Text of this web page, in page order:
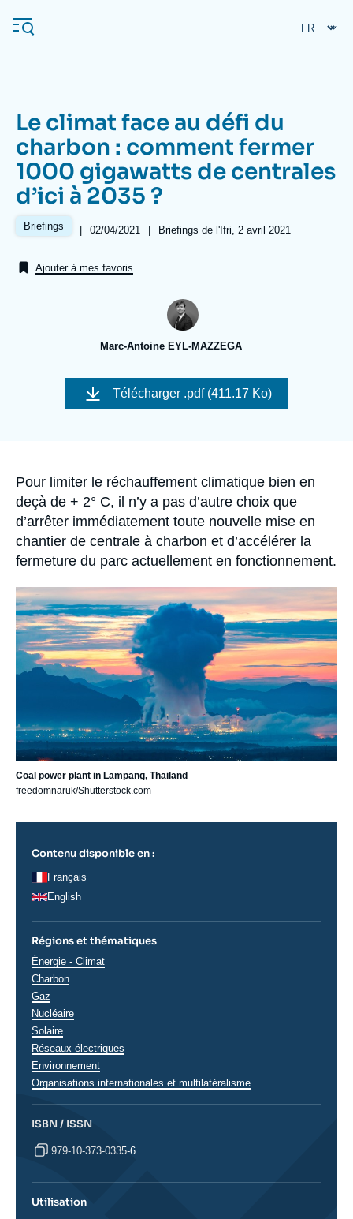
au
contenu
Navigation
principale
L'Ifri
Analyses
Nous soutenir
Le climat face au défi du
charbon : comment fermer
1000 gigawatts de centrales
d’ici à 2035 ?
Briefings |
Date
publication
02/04/2021 | Références
Briefings de l'Ifri, 2 avril 2021
Ajouter à mes favoris
Marc-Antoine EYL-MAZZEGA
Image
couverture
Télécharger .pdf (411.17 Ko)
Accroche
Pour limiter le réchauffement climatique bien en
deçà de + 2° C, il n’y a pas d’autre choix que
d’arrêter immédiatement toute nouvelle mise en
chantier de centrale à charbon et d’accélérer la
fermeture du parc actuellement en fonctionnement.
Image
principale
Coal power plant in Lampang, Thailand
freedomnaruk/Shutterstock.com
Contenu disponible en :
Français
English
Régions et thématiques
Thématiques
analyses
Énergie - Climat
Charbon
Gaz
Nucléaire
Solaire
Réseaux électriques
Environnement
Organisations internationales et multilatéralisme
ISBN / ISSN
979-10-373-0335-6
Utilisation